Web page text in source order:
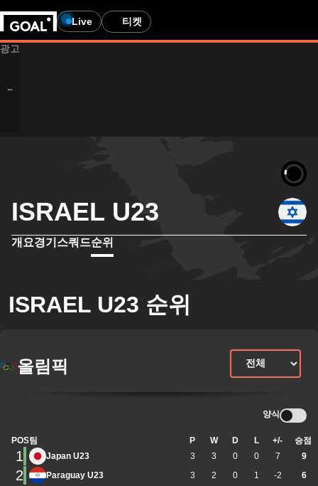
Live 티켓
ISRAEL U23
개요경기 스쿼드순위
ISRAEL U23 순위
올림픽
양식
POS팀 P W D L +/- 승점
1 Japan U23 3 3 0 0 7 9
2 Paraguay U23 3 2 0 1 -2 6